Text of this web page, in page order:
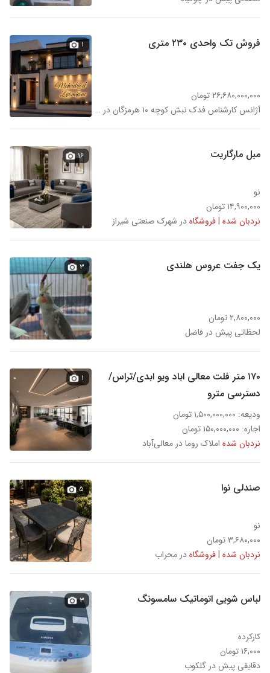
فروش تک واحدی ۲۳۰ متری
۲۶,۶۸۰,۰۰۰,۰۰۰ تومان
آژانس کارشناس فدک نبش کوچه ۱۰ هرمزگان در شهرک ولیعصر
۱
مبل مارگاریت
نو
۱۴,۹۰۰,۰۰۰ تومان
نردبان شده | فروشگاهدر شهرک صنعتی شیراز
۱۶
یک جفت عروس هلندی
۲,۸۰۰,۰۰۰ تومان
لحظاتی پیش در فاضل
۳
۱۷۰ متر فلت معالی اباد ویو ابدی/تراس/
دسترسی مترو
ودیعه: ۱,۵۰۰,۰۰۰,۰۰۰ تومان
اجاره: ۱۵۰,۰۰۰,۰۰۰ تومان
نردبان شده املاک روما در معالی‌آباد
۱
صندلی نوا
نو
۳,۶۸۰,۰۰۰ تومان
نردبان شده | فروشگاهدر محراب
۵
لباس شویی اتوماتیک سامسونگ
کارکرده
۱۶,۰۰۰ تومان
دقایقی پیش در گلکوب
۳